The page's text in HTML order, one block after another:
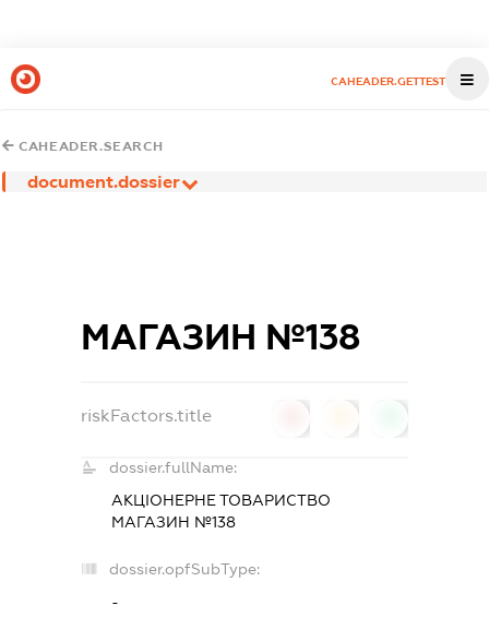
CAHEADER.GETTEST
CAHEADER.SEARCH
document.dossier
МАГАЗИН №138
riskFactors.title
dossier.fullName:
АКЦІОНЕРНЕ ТОВАРИСТВО
МАГАЗИН №138
dossier.opfSubType:
-